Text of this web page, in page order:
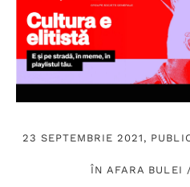
23 SEPTEMBRIE 2021,
ÎN AFARA BULEI /